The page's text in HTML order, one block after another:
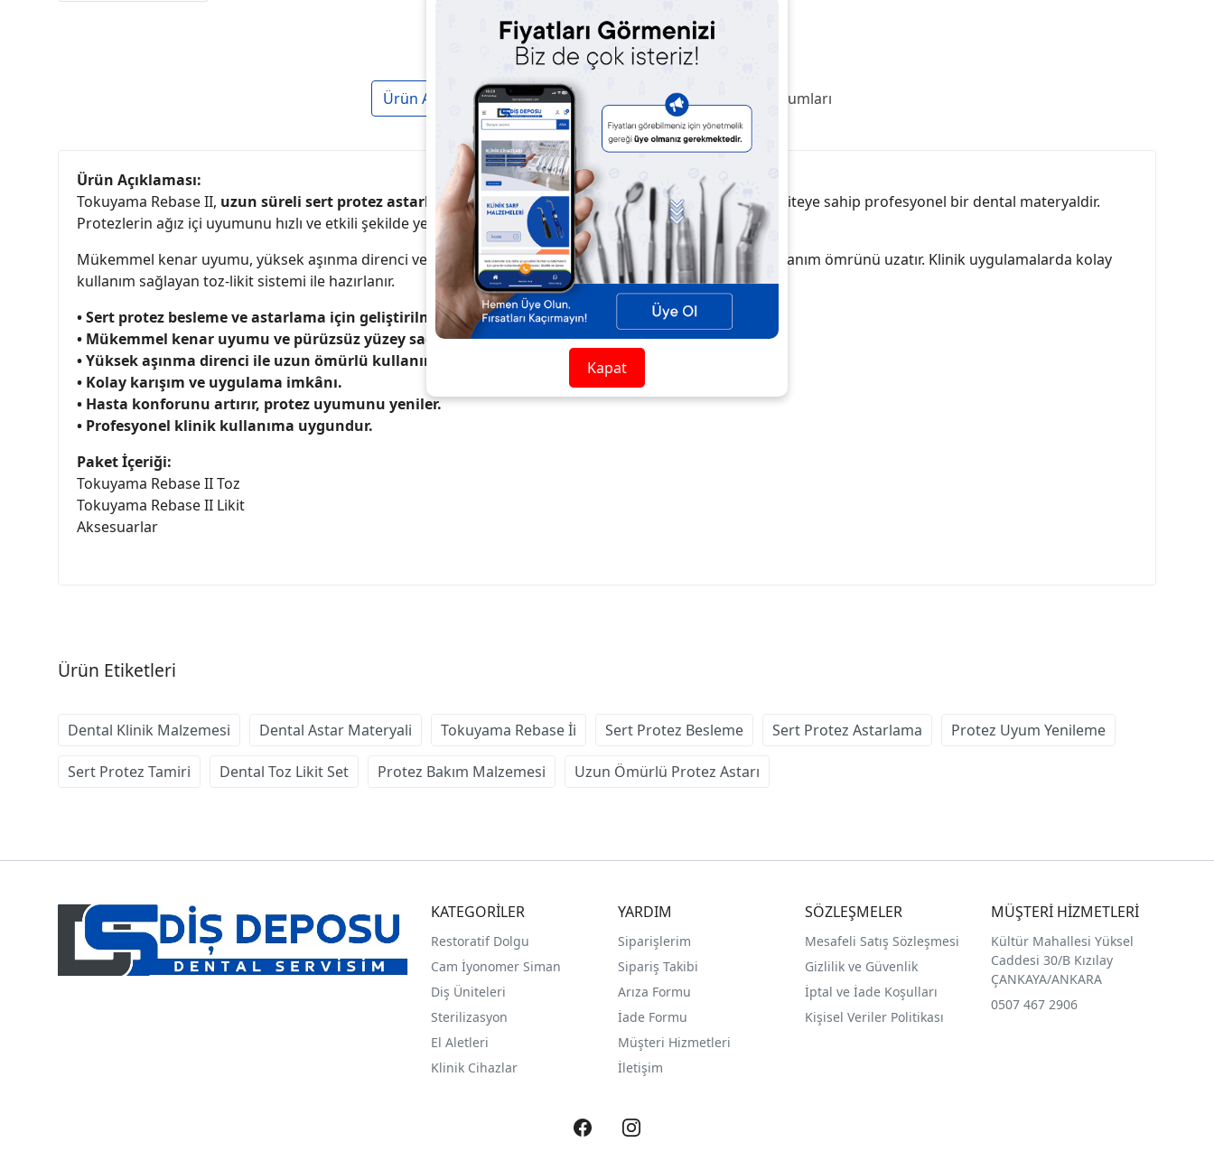
Ürün Açıklaması Taksit / Ödeme Seçenekleri Ürün Yorumları
Ürün Açıklaması:
Tokuyama Rebase II, uzun süreli sert protez astarlama (besleme) işlemleri için geliştirilmiş, yüksek kaliteye sahip profesyonel bir dental materyaldir.
Protezlerin ağız içi uyumunu hızlı ve etkili şekilde yeniden sağlar, hasta konforunu artırır.
Mükemmel kenar uyumu, yüksek aşınma direnci ve pürüzsüz yüzey elde etme özelliği ile protezlerin kullanım ömrünü uzatır. Klinik uygulamalarda kolay
kullanım sağlayan toz-likit sistemi ile hazırlanır.
• Sert protez besleme ve astarlama için geliştirilmiş.
• Mükemmel kenar uyumu ve pürüzsüz yüzey sağlar.
• Yüksek aşınma direnci ile uzun ömürlü kullanım.
• Kolay karışım ve uygulama imkânı.
• Hasta konforunu artırır, protez uyumunu yeniler.
• Profesyonel klinik kullanıma uygundur.
Paket İçeriği:
Tokuyama Rebase II Toz
Tokuyama Rebase II Likit
Aksesuarlar
Ürün Etiketleri
Dental Klinik Malzemesi Dental Astar Materyali Tokuyama Rebase İi Sert Protez Besleme Sert Protez Astarlama Protez Uyum Yenileme
Sert Protez Tamiri Dental Toz Likit Set Protez Bakım Malzemesi Uzun Ömürlü Protez Astarı
KATEGORİLER
Restoratif Dolgu
Cam İyonomer Siman
Diş Üniteleri
Sterilizasyon
El Aletleri
Klinik Cihazlar
YARDIM
Siparişlerim
Sipariş Takibi
Arıza Formu
İade Formu
Müşteri Hizmetleri
İletişim
SÖZLEŞMELER
Mesafeli Satış Sözleşmesi
Gizlilik ve Güvenlik
İptal ve İade Koşulları
Kişisel Veriler Politikası
MÜŞTERİ HİZMETLERİ
Kültür Mahallesi Yüksel
Caddesi 30/B Kızılay
ÇANKAYA/ANKARA
0507 467 2906
Kapat